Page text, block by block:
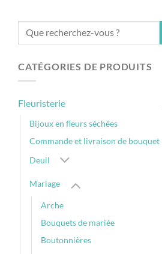
Recherche
pour :
CATÉGORIES DE PRODUITS
Fleuristerie
Bijoux en fleurs séchées
Commande et livraison de bouquet
Deuil
Mariage
Arche
Bouquets de mariée
Boutonnières